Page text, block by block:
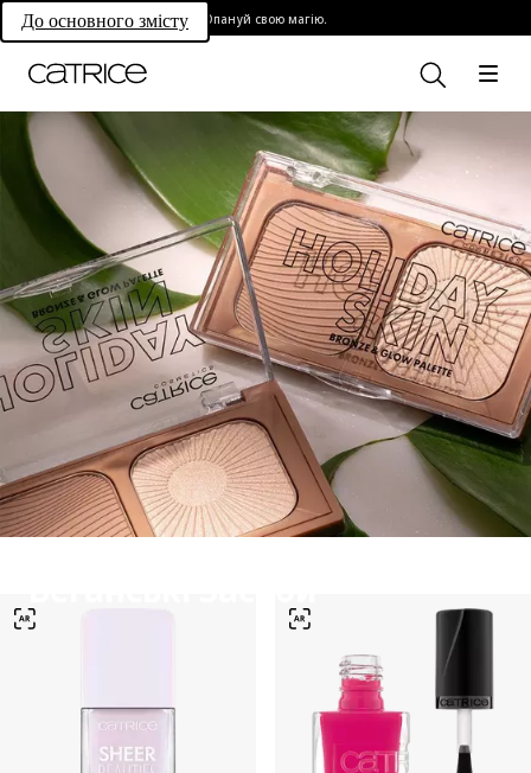
До основного змісту Опануй свою магію.